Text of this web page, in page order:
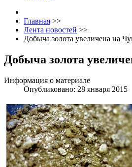
Главная >>
Лента новостей >>
Добыча золота увеличена на
Добыча золота
Информация о материале
Опубликовано: 28 января 2015